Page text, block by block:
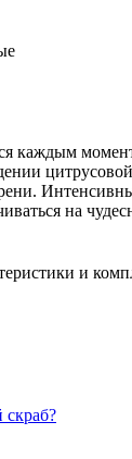
каждым
на
и